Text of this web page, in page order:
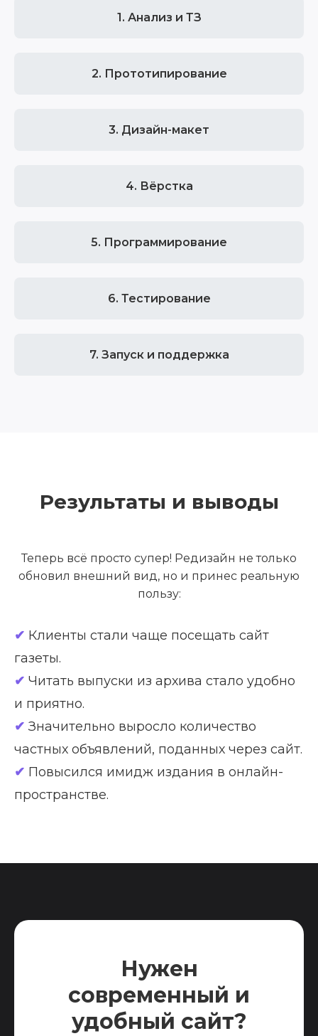
1. Анализ и ТЗ
2. Прототипирование
3. Дизайн-макет
4. Вёрстка
5. Программирование
6. Тестирование
7. Запуск и поддержка
Результаты и выводы
Теперь всё просто супер! Редизайн не только
обновил внешний вид, но и принес реальную
пользу:
✔ Клиенты стали чаще посещать сайт
газеты.
✔ Читать выпуски из архива стало удобно
и приятно.
✔ Значительно выросло количество
частных объявлений, поданных через сайт.
✔ Повысился имидж издания в онлайн-
пространстве.
Нужен
современный и
удобный сайт?